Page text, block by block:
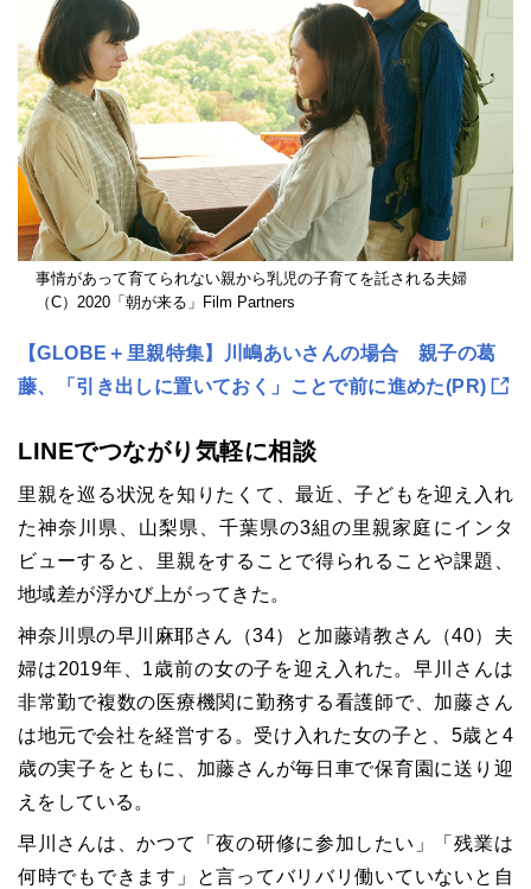
事情があって育てられない親から乳児の子育てを託される夫婦
（C）2020「朝が来る」Film Partners
【GLOBE＋里親特集】川嶋あいさんの場合 親子の葛
藤、「引き出しに置いておく」ことで前に進めた(PR)
LINEでつながり気軽に相談
里親を巡る状況を知りたくて、最近、子どもを迎え入れ
た神奈川県、山梨県、千葉県の3組の里親家庭にインタ
ビューすると、里親をすることで得られることや課題、
地域差が浮かび上がってきた。
神奈川県の早川麻耶さん（34）と加藤靖教さん（40）夫
婦は2019年、1歳前の女の子を迎え入れた。早川さんは
非常勤で複数の医療機関に勤務する看護師で、加藤さん
は地元で会社を経営する。受け入れた女の子と、5歳と4
歳の実子をともに、加藤さんが毎日車で保育園に送り迎
えをしている。
早川さんは、かつて「夜の研修に参加したい」「残業は
何時でもできます」と言ってバリバリ働いていないと自